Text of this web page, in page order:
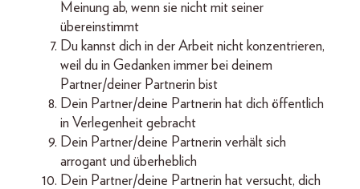
Meinung ab, wenn sie nicht mit seiner
übereinstimmt
Du kannst dich in der Arbeit nicht konzentrieren,
weil du in Gedanken immer bei deinem
Partner/deiner Partnerin bist
Dein Partner/deine Partnerin hat dich öffentlich
in Verlegenheit gebracht
Dein Partner/deine Partnerin verhält sich
arrogant und überheblich
Dein Partner/deine Partnerin hat versucht, dich